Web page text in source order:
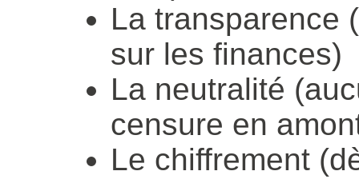
La transparence
sur les finances)
La neutralité
censure en
Le chiffrement